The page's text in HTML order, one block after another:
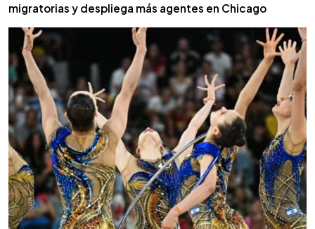
migratorias y despliega más agentes en Chicago